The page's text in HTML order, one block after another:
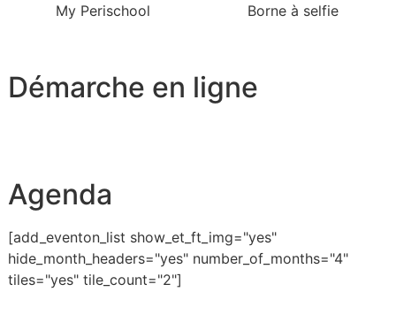
My Perischool Borne à selfie
Démarche en ligne
Agenda
[add_eventon_list show_et_ft_img="yes"
hide_month_headers="yes" number_of_months="4"
tiles="yes" tile_count="2"]